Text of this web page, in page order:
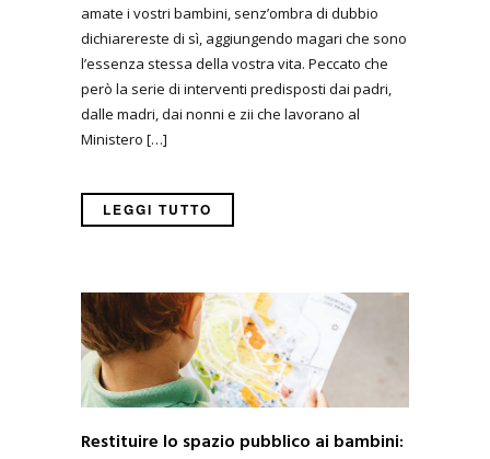
amate i vostri bambini, senz’ombra di dubbio
dichiarereste di sì, aggiungendo magari che sono
l’essenza stessa della vostra vita. Peccato che
però la serie di interventi predisposti dai padri,
dalle madri, dai nonni e zii che lavorano al
Ministero […]
LEGGI TUTTO
Restituire lo spazio pubblico ai bambini: